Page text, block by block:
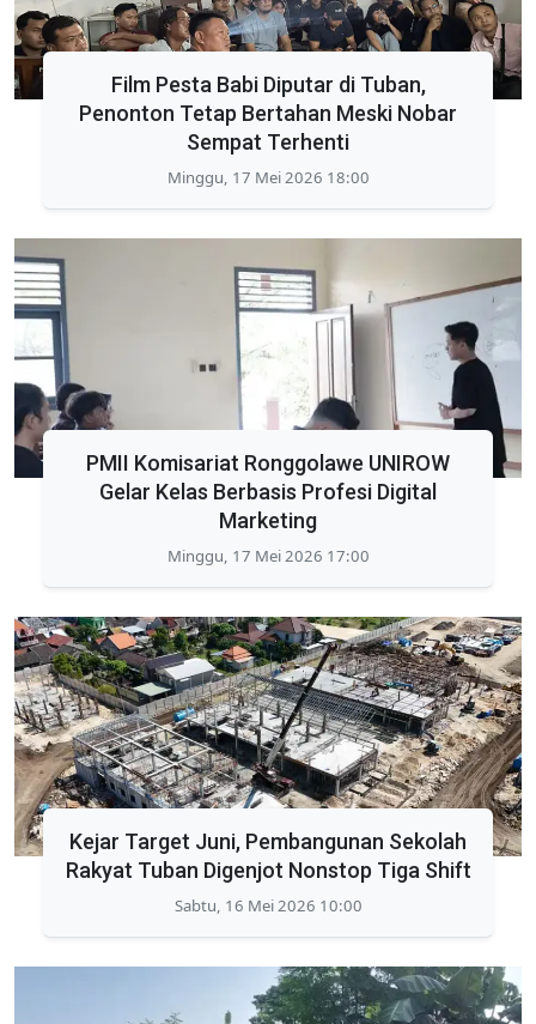
Film Pesta Babi Diputar di Tuban,
Penonton Tetap Bertahan Meski Nobar
Sempat Terhenti
Minggu, 17 Mei 2026 18:00
PMII Komisariat Ronggolawe UNIROW
Gelar Kelas Berbasis Profesi Digital
Marketing
Minggu, 17 Mei 2026 17:00
Kejar Target Juni, Pembangunan Sekolah
Rakyat Tuban Digenjot Nonstop Tiga Shift
Sabtu, 16 Mei 2026 10:00